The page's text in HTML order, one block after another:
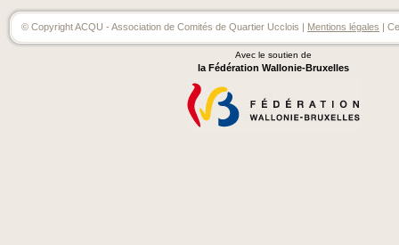
© Copyright ACQU - Association de Comités de Quartier Ucclois | Mentions légales |
Avec le soutien de
la Fédération Wallonie-Bruxelles